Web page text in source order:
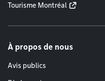
Tourisme Montréal
À propos de nous
Avis publics